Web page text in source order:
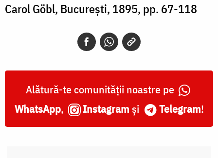
Carol Göbl, București, 1895, pp. 67-118
Alătură-te comunității noastre pe
WhatsApp, Instagram și Telegram!